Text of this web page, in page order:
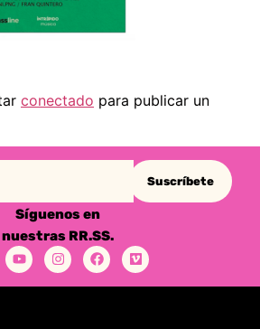
conectado para publicar un
Suscríbete
Síguenos en
nuestras RR.SS.